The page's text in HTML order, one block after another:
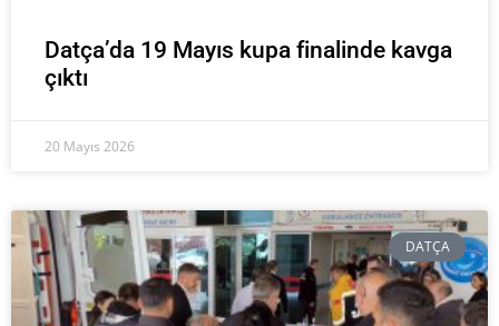
Datça’da 19 Mayıs kupa finalinde kavga
çıktı
20 Mayıs 2026
DATÇA